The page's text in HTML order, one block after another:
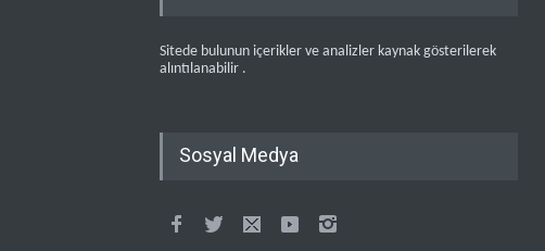
Sitede bulunun içerikler ve analizler kaynak gösterilerek
alıntılanabilir .
Sosyal Medya